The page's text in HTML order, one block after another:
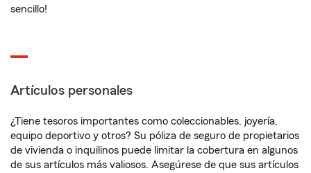
sencillo!
Artículos personales
¿Tiene tesoros importantes como coleccionables, joyería,
equipo deportivo y otros? Su póliza de seguro de propietarios
de vivienda o inquilinos puede limitar la cobertura en algunos
de sus artículos más valiosos. Asegúrese de que sus artículos